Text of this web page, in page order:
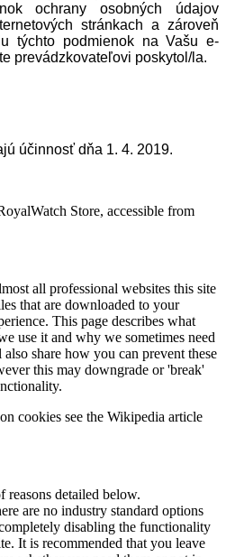
ochrany osobných údajov
stránkach a zároveň
týchto podmienok na Vašu e-
prevádzkovateľovi poskytol/la.
účinnosť dňa 1. 4. 2019.
Store, accessible from
all professional websites this site
that are downloaded to your
This page describes what
use it and why we sometimes need
share how you can prevent these
this may downgrade or 'break'
cookies see the Wikipedia article
reasons detailed below.
are no industry standard options
disabling the functionality
It is recommended that you leave